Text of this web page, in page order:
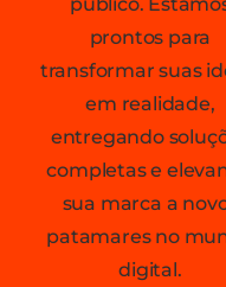
prontos para
transformar suas
em realidade,
entregando
completas e
sua marca a
patamares no
digital.